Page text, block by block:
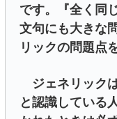
です。『全く同
文句にも大きな
リックの問題点
ジェネリック
と認識している